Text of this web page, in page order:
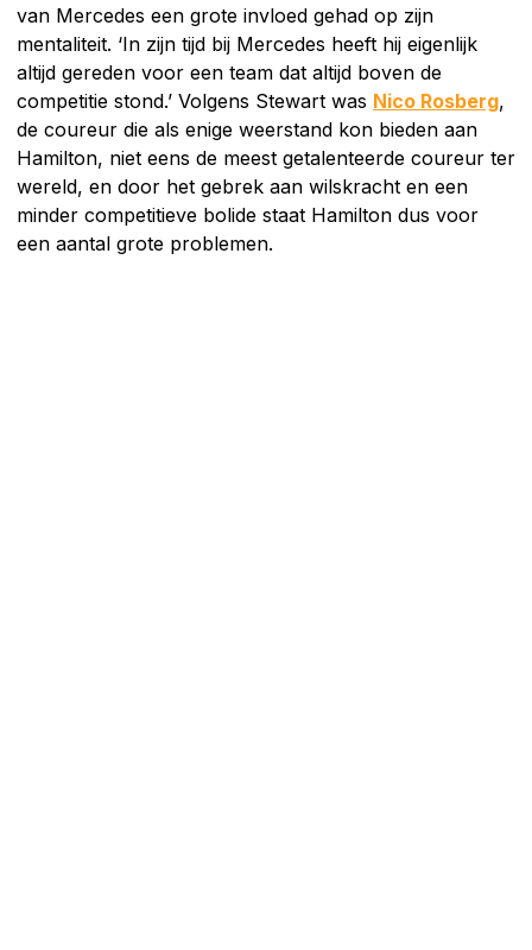
van Mercedes een grote invloed gehad op zijn
mentaliteit. ‘In zijn tijd bij Mercedes heeft hij eigenlijk
altijd gereden voor een team dat altijd boven de
competitie stond.’ Volgens Stewart was Nico Rosberg,
de coureur die als enige weerstand kon bieden aan
Hamilton, niet eens de meest getalenteerde coureur ter
wereld, en door het gebrek aan wilskracht en een
minder competitieve bolide staat Hamilton dus voor
een aantal grote problemen.